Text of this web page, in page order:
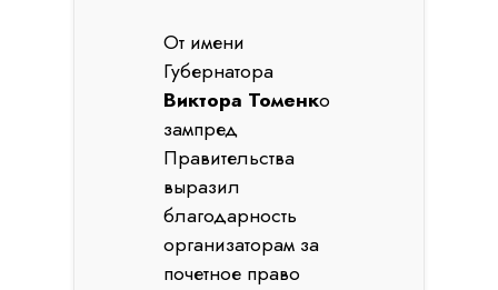
От имени
Губернатора
Виктора Томенко
зампред
Правительства
выразил
благодарность
организаторам за
почетное право